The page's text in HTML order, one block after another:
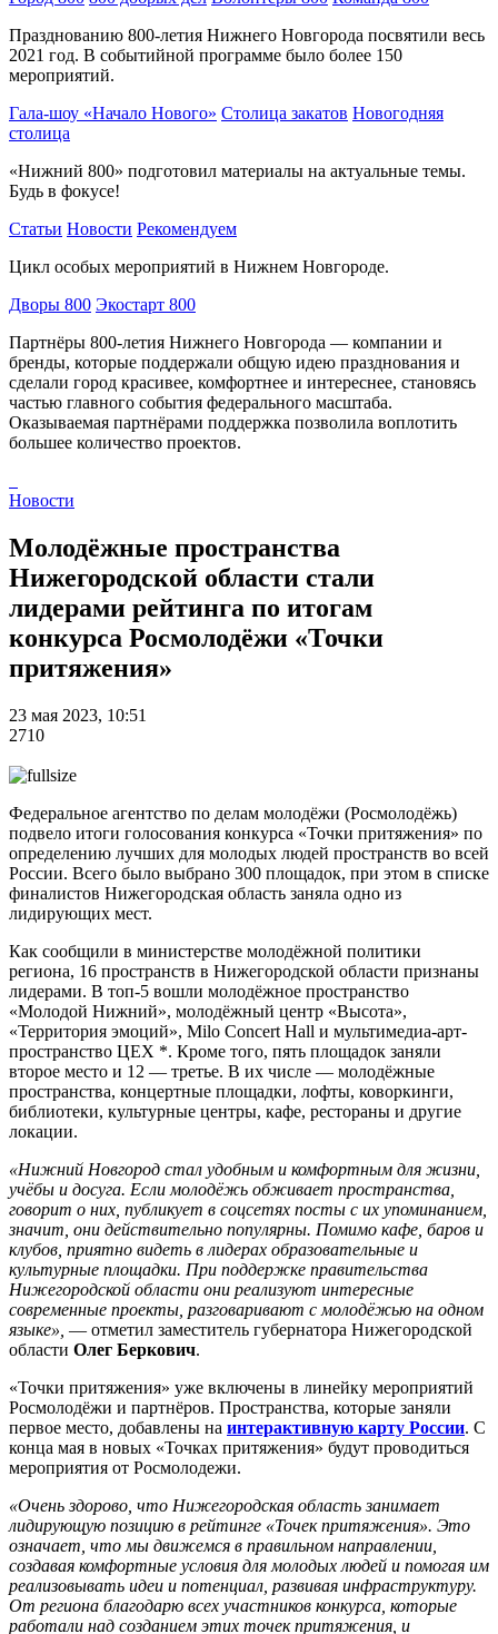
Празднованию 800-летия Нижнего Новгорода посвятили весь
2021 год. В событийной программе было более 150
мероприятий.
Гала-шоу «Начало Нового» Столица закатов Новогодняя
столица
«Нижний 800» подготовил материалы на актуальные темы.
Будь в фокусе!
Статьи Новости Рекомендуем
Цикл особых мероприятий в Нижнем Новгороде.
Дворы 800 Экостарт 800
Партнёры 800-летия Нижнего Новгорода — компании и
бренды, которые поддержали общую идею празднования и
сделали город красивее, комфортнее и интереснее, становясь
частью главного события федерального масштаба.
Оказываемая партнёрами поддержка позволила воплотить
большее количество проектов.
Новости
Молодёжные пространства
Нижегородской области стали
лидерами рейтинга по итогам
конкурса Росмолодёжи «Точки
притяжения»
23 мая 2023, 10:51
2710
Федеральное агентство по делам молодёжи (Росмолодёжь)
подвело итоги голосования конкурса «Точки притяжения» по
определению лучших для молодых людей пространств во всей
России. Всего было выбрано 300 площадок, при этом в списке
финалистов Нижегородская область заняла одно из
лидирующих мест.
Как сообщили в министерстве молодёжной политики
региона, 16 пространств в Нижегородской области признаны
лидерами. В топ-5 вошли молодёжное пространство
«Молодой Нижний», молодёжный центр «Высота»,
«Территория эмоций», Milo Concert Hall и мультимедиа-арт-
пространство ЦЕХ *. Кроме того, пять площадок заняли
второе место и 12 — третье. В их числе — молодёжные
пространства, концертные площадки, лофты, коворкинги,
библиотеки, культурные центры, кафе, рестораны и другие
локации.
«Нижний Новгород стал удобным и комфортным для жизни,
учёбы и досуга. Если молодёжь обживает пространства,
говорит о них, публикует в соцсетях посты с их упоминанием,
значит, они действительно популярны. Помимо кафе, баров и
клубов, приятно видеть в лидерах образовательные и
культурные площадки. При поддержке правительства
Нижегородской области они реализуют интересные
современные проекты, разговаривают с молодёжью на одном
языке», — отметил заместитель губернатора Нижегородской
области Олег Беркович.
«Точки притяжения» уже включены в линейку мероприятий
Росмолодёжи и партнёров. Пространства, которые заняли
первое место, добавлены на интерактивную карту России. С
конца мая в новых «Точках притяжения» будут проводиться
мероприятия от Росмолодежи.
«Очень здорово, что Нижегородская область занимает
лидирующую позицию в рейтинге «Точек притяжения». Это
означает, что мы движемся в правильном направлении,
создавая комфортные условия для молодых людей и помогая им
реализовывать идеи и потенциал, развивая инфраструктуру.
От региона благодарю всех участников конкурса, которые
работали над созданием этих точек притяжения, и